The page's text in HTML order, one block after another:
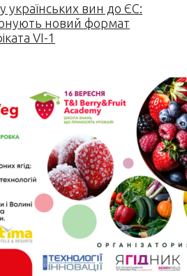
вин до ЄС:
новий формат
VI-1